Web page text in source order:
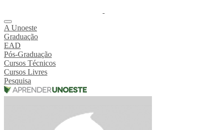
A Unoeste
Graduação
EAD
Pós-Graduação
Cursos Técnicos
Cursos Livres
Pesquisa